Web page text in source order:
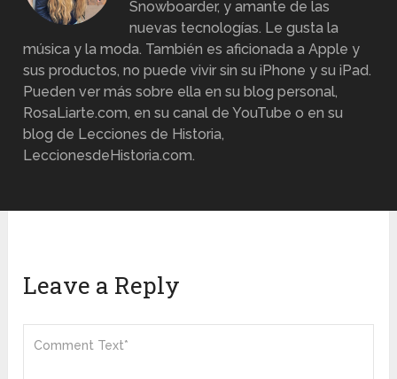
Snowboarder, y amante de las
nuevas tecnologías. Le gusta la
música y la moda. También es aficionada a Apple y
sus productos, no puede vivir sin su iPhone y su iPad.
Pueden ver más sobre ella en su blog personal,
RosaLiarte.com, en su canal de YouTube o en su
blog de Lecciones de Historia,
LeccionesdeHistoria.com.
Leave a Reply